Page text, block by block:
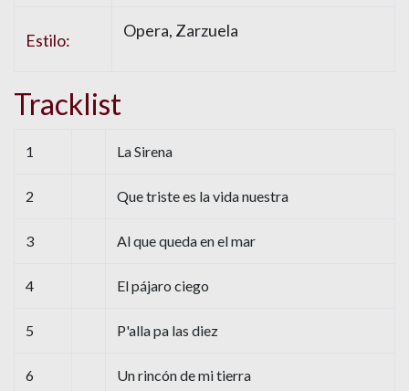
Estilo: Opera, Zarzuela
Tracklist
1 La Sirena
2 Que triste es la vida nuestra
3 Al que queda en el mar
4 El pájaro ciego
5 P'alla pa las diez
6 Un rincón de mi tierra